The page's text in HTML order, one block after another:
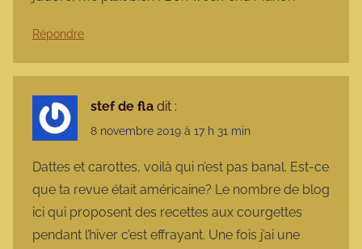
Répondre
stef de fla dit :
8 novembre 2019 à 17 h 31 min
Dattes et carottes, voilà qui n’est pas banal. Est-ce
que ta revue était américaine? Le nombre de blog
ici qui proposent des recettes aux courgettes
pendant l’hiver c’est effrayant. Une fois j’ai une